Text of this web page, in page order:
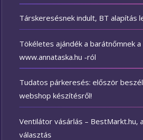
Társkeresésnek indult, BT alapítás
Tökéletes ajándék a barátnőmnek a
www.annataska.hu -ról
Tudatos párkeresés: először
webshop készítésről!
Ventilátor vásárlás – BestMarkt.hu,
választás